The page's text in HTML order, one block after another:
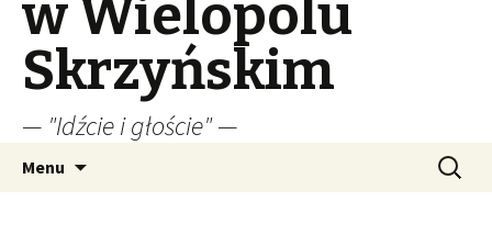
w Wielopolu
Skrzyńskim
— "Idźcie i głoście" —
Menu Szukaj: